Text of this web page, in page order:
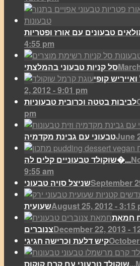
4:55 pm
סל קניות טבעוני בהמלצתי
קופי
2, 2012 - 9:01 pm
לביבות בטטה וכרובית טבעוניות
pm
טבעוני עם גבינת מקדמיהJune
שוקולד טבעוניים קלים לה�...
9:55 am
שניצל סויה טבעוניSeptember
שעועיתAugust 25, 2012 - 3:15
חמאת
צנובריםDecember 22, 2013 -
קיש דלעת וכרישה חגיגי
שוקולד טבעוני עם קרם קוקוס...